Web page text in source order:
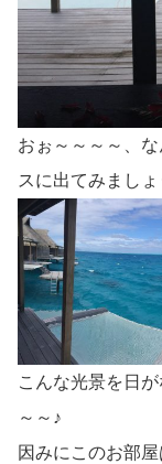
おぉ～～～～、
スに出てみまし
こんな光景を日
～～♪
因みにこのお部